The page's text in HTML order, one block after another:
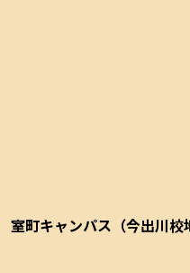
室町キャンパス（今出川校